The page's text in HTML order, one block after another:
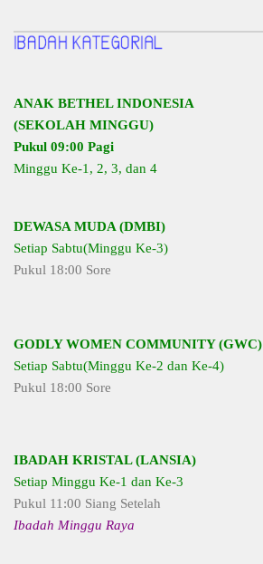
ANAK BETHEL INDONESIA
(SEKOLAH MINGGU)
Pukul 09:00 Pagi
Minggu Ke-1, 2, 3, dan 4
DEWASA MUDA (DMBI)
Setiap Sabtu(Minggu Ke-3)
Pukul 18:00 Sore
GODLY WOMEN COMMUNITY (GWC)
Setiap Sabtu(Minggu Ke-2 dan Ke-4)
Pukul 18:00 Sore
IBADAH KRISTAL (LANSIA)
Setiap Minggu Ke-1 dan Ke-3
Pukul 11:00 Siang Setelah
Ibadah Minggu Raya